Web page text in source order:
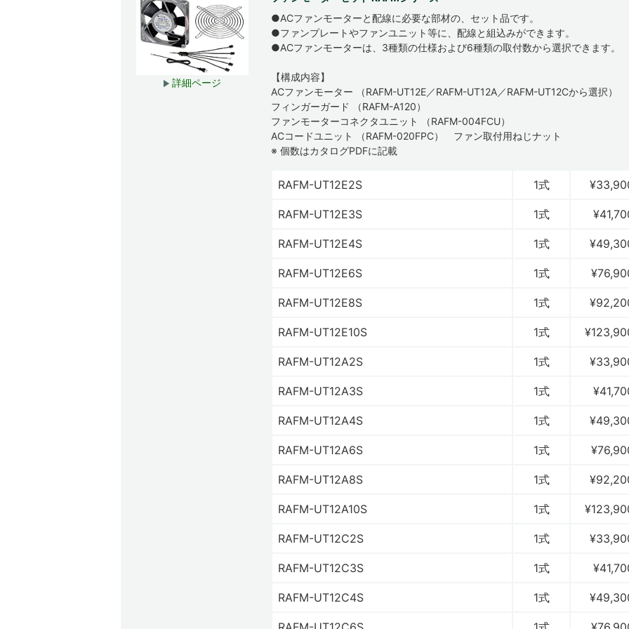
詳細ページ
●ACファンモーターと配線に必要な部材の、セット品です。
●ファンプレートやファンユニット等に、配線と組込みができます。
●ACファンモーターは、3種類の仕様および6種類の取付数から選択できます。
【構成内容】
ACファンモーター （RAFM-UT12E／RAFM-UT12A／RAFM-UT12Cから選択）
フィンガーガード （RAFM-A120）
ファンモーターコネクタユニット （RAFM-004FCU）
ACコードユニット （RAFM-020FPC） ファン取付用ねじナット
※ 個数はカタログPDFに記載
RAFM-UT12E2S 1式
RAFM-UT12E3S 1式
RAFM-UT12E4S 1式
RAFM-UT12E6S 1式
RAFM-UT12E8S 1式
RAFM-UT12E10S 1式
RAFM-UT12A2S 1式
RAFM-UT12A3S 1式
RAFM-UT12A4S 1式
RAFM-UT12A6S 1式
RAFM-UT12A8S 1式
RAFM-UT12A10S 1式
RAFM-UT12C2S 1式
RAFM-UT12C3S 1式
RAFM-UT12C4S 1式